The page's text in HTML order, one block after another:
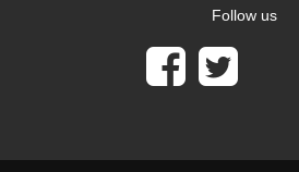
Follow us